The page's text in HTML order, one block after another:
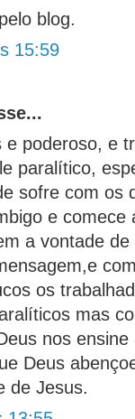
blog.
15:59
e poderoso, e
paralítico,
sofre com os
e comece
a vontade
os
mas
nos
Deus
de Jesus.